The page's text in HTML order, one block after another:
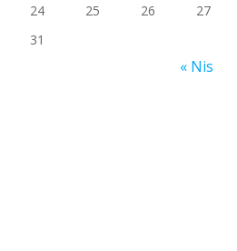
24
25 26 27
31
« Nis